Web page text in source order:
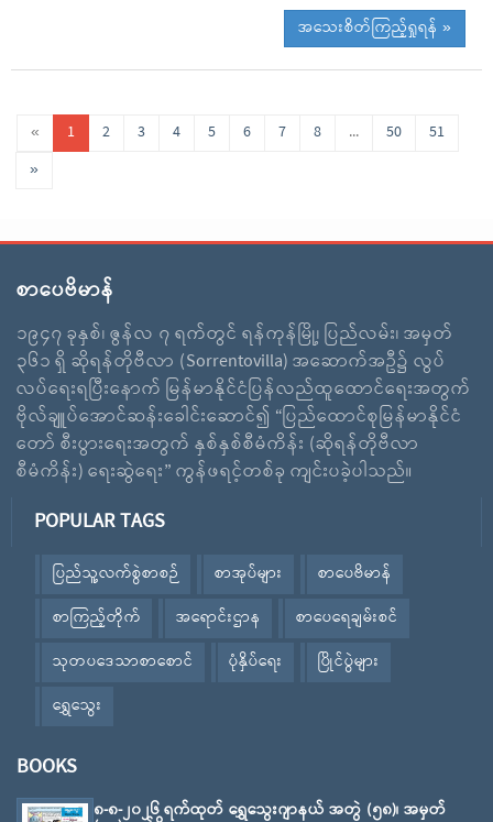
အသေးစိတ်ကြည့်ရှုရန် »
« 1 2 3 4 5 6 7 8 ... 50
51
»
စာပေဗိမာန်
၁၉၄၇ ခုနှစ်၊ ဇွန်လ ၇ ရက်တွင် ရန်ကုန်မြို့၊ ပြည်လမ်း၊ အမှတ်
၃၆၁ ရှိ ဆိုရန်တိုဗီလာ (Sorrentovilla) အဆောက်အဦ၌ လွပ်
လပ်ရေးရပြီးနောက် မြန်မာနိုင်ငံပြန်လည်ထူထောင်ရေးအတွက်
ဗိုလ်ချူပ်အောင်ဆန်းခေါင်းဆောင်၍ “ပြည်ထောင်စုမြန်မာနိုင်ငံ
တော် စီးပွားရေးအတွက် နှစ်နှစ်စီမံကိန်း (ဆိုရန်တိုဗီလာ
စီမံကိန်း) ရေးဆွဲရေး” ကွန်ဖရင့်တစ်ခု ကျင်းပခဲ့ပါသည်။
POPULAR TAGS
ပြည်သူ့လက်စွဲစာစဉ် စာအုပ်များ
စာပေဗိမာန်
စာကြည့်တိုက်
အရောင်းဌာန
စာပေရေချမ်းစင်
သုတပဒေသာစာစောင်
ပုံနှိပ်ရေး
ပြိုင်ပွဲများ
ရွှေသွေး
BOOKS
၈-၈-၂၀၂၆ ရက်ထုတ် ရွှေသွေးဂျာနယ် အတွဲ (၅၈)၊ အမှတ်